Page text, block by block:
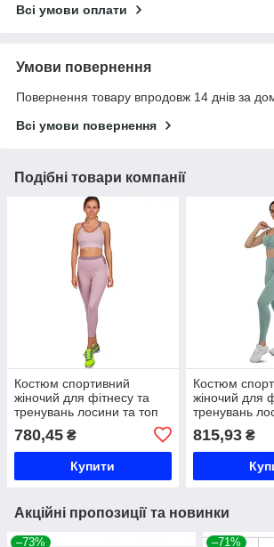
Всі умови оплати
Умови повернення
Повернення товару впродовж 14 днів за
Всі умови повернення
Подібні товари компанії
Костюм спортивний
жіночий для фітнесу та
тренувань лосини та топ
кольори в асортименті Код
SP147-CK1031
780,45 ₴
Купити
Костюм
жіночий для
тренувань
V&X
кольори в
WX1168-
815,93₴
Акційні пропозиції та новинки
–73% –71%